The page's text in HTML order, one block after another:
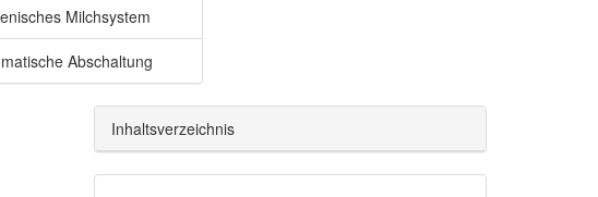
Milchsystem
Abschaltung
Inhaltsverzeichnis